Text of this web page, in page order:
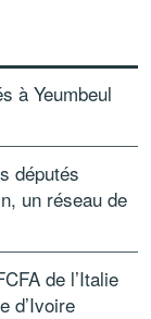
à Yeumbeul
députés
un réseau de
de l’Italie
d’Ivoire